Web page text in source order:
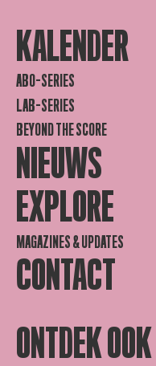
KALENDER
ABO-SERIES
LAB-SERIES
BEYOND THE SCORE
NIEUWS
EXPLORE
MAGAZINES & UPDATES
CONTACT
ONTDEK OOK